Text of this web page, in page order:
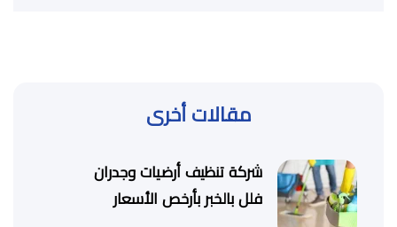
مقالات أخرى
شركة تنظيف أرضيات وجدران
فلل بالخبر بأرخص الأسعار